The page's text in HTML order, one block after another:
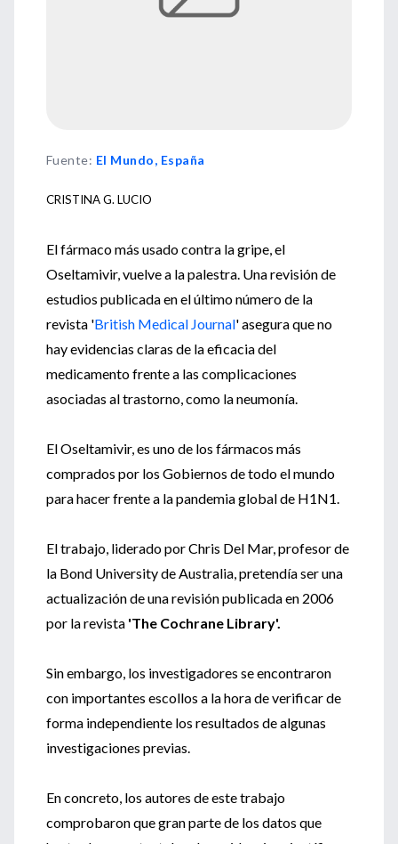
Fuente: El Mundo, España
CRISTINA G. LUCIO
El fármaco más usado contra la gripe, el
Oseltamivir, vuelve a la palestra. Una revisión de
estudios publicada en el último número de la
revista 'British Medical Journal' asegura que no
hay evidencias claras de la eficacia del
medicamento frente a las complicaciones
asociadas al trastorno, como la neumonía.
El Oseltamivir, es uno de los fármacos más
comprados por los Gobiernos de todo el mundo
para hacer frente a la pandemia global de H1N1.
El trabajo, liderado por Chris Del Mar, profesor de
la Bond University de Australia, pretendía ser una
actualización de una revisión publicada en 2006
por la revista 'The Cochrane Library'.
Sin embargo, los investigadores se encontraron
con importantes escollos a la hora de verificar de
forma independiente los resultados de algunas
investigaciones previas.
En concreto, los autores de este trabajo
comprobaron que gran parte de los datos que